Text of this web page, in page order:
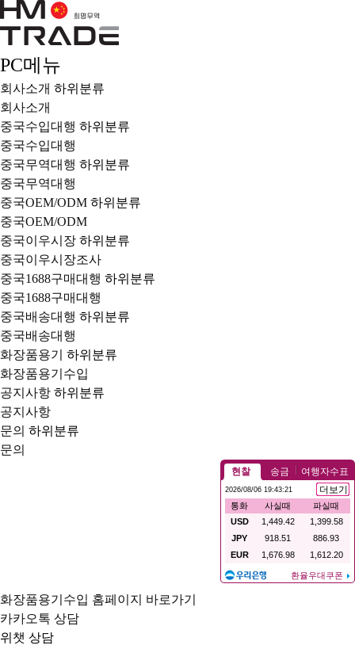
PC메뉴
회사소개 하위분류
회사소개
중국수입대행 하위분류
중국수입대행
중국무역대행 하위분류
중국무역대행
중국OEM/ODM 하위분류
중국OEM/ODM
중국이우시장 하위분류
중국이우시장조사
중국1688구매대행 하위분류
중국1688구매대행
중국배송대행 하위분류
중국배송대행
화장품용기
하위분류
화장품용기수입
공지사항 하위분류
공지사항
문의 하위분류
문의
화장품용기수입 홈페이지 바로가기
카카오톡 상담
위챗 상담